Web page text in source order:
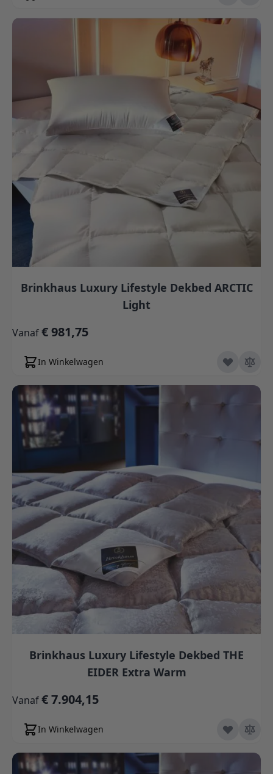
Brinkhaus Luxury Lifestyle Dekbed ARCTIC
Light
Vanaf€ 981,75
In Winkelwagen
Brinkhaus Luxury Lifestyle Dekbed THE
EIDER Extra Warm
Vanaf€ 7.904,15
In Winkelwagen